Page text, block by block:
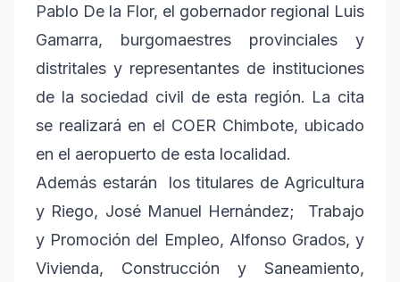
Pablo De la Flor, el gobernador regional Luis
Gamarra, burgomaestres provinciales y
distritales y representantes de instituciones
de la sociedad civil de esta región. La cita
se realizará en el COER Chimbote, ubicado
en el aeropuerto de esta localidad.
Además estarán los titulares de Agricultura
y Riego, José Manuel Hernández; Trabajo
y Promoción del Empleo, Alfonso Grados, y
Vivienda, Construcción y Saneamiento,